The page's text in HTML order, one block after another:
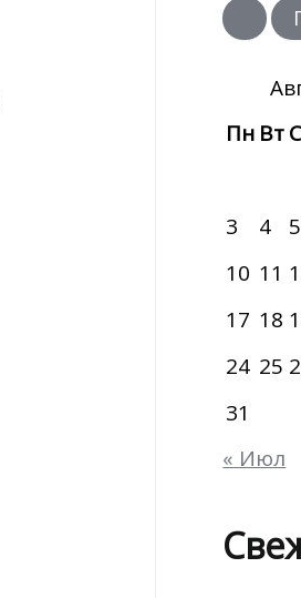
и
с
Пн Вт
3
4 5
10 11
17 18
24 25
31
« Июл